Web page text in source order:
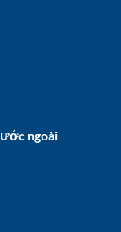
ngoài